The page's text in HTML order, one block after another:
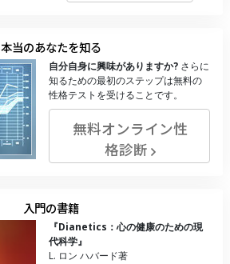
本当のあなたを知る
自分自身に興味がありますか? さらに
知るための最初のステップは無料の
性格テストを受けることです。
無料オンライン性
格診断
入門の書籍
『Dianetics：心の健康のための現
代科学』
L. ロン ハバード著